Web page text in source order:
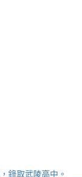
錄取武陵高中。